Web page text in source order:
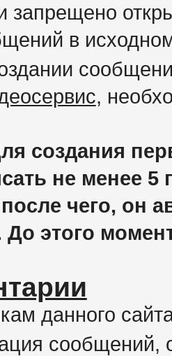
запрещено
в
,
создания
не менее
чего, он
До этого
данного
сообщений,